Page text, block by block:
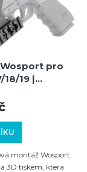
pro
18/19 |
3× 22mm
Airsoft / CO₂
montáž Wosport
3D tiskem, která